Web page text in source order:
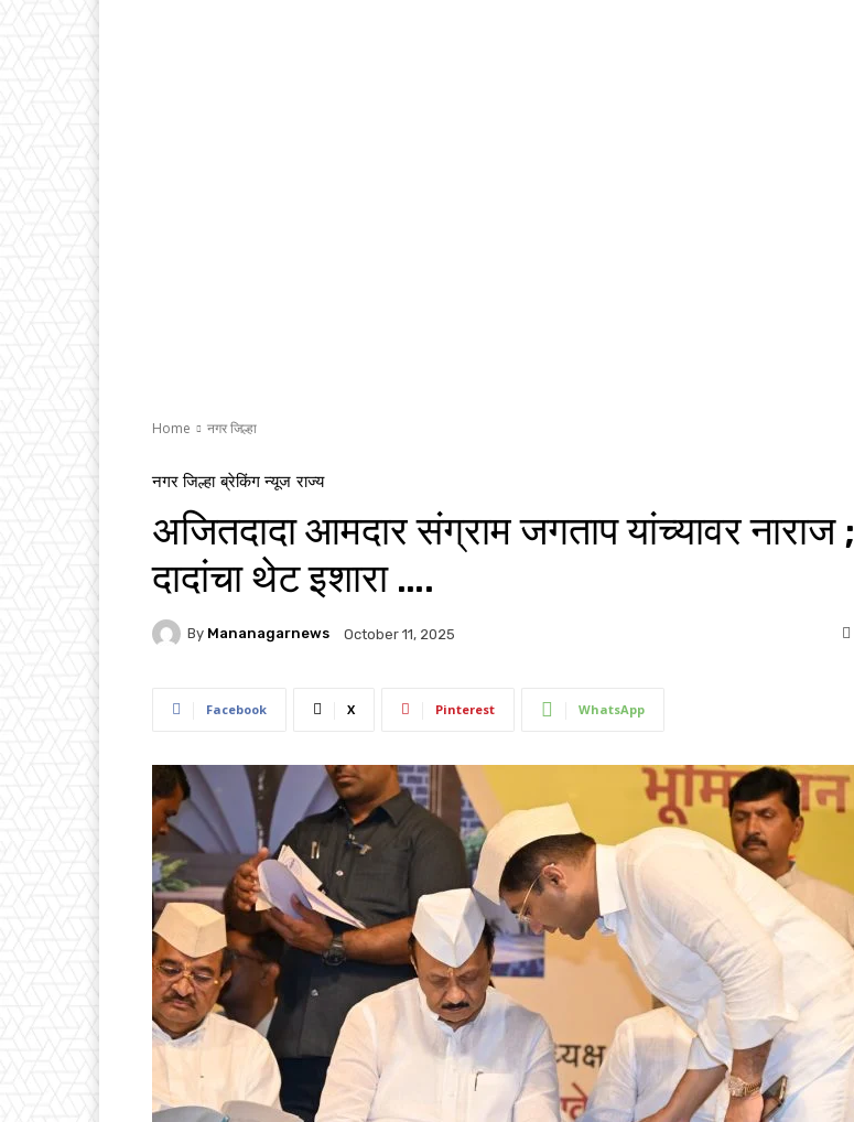
Home नगर जिल्हा
नगर जिल्हा ब्रेकिंग न्यूज राज्य
अजितदादा आमदार संग्राम जगताप यांच्यावर नाराज ;
दादांचा थेट इशारा ….
By Mananagarnews October 11, 2025
Facebook X Pinterest WhatsApp